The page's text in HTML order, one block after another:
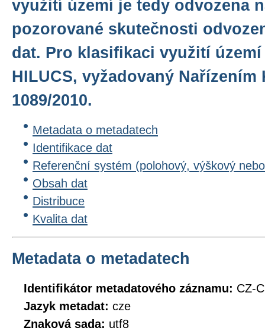
využití území je tedy odvozena
pozorované skutečnosti
dat. Pro klasifikaci využití
HILUCS, vyžadovaný Nařízením
1089/2010.
Metadata o metadatech
Identifikace dat
Referenční systém (polohový, výškový
Obsah dat
Distribuce
Kvalita dat
Metadata o metadatech
Identifikátor metadatového záznamu: CZ-
Jazyk metadat: cze
Znaková sada: utf8